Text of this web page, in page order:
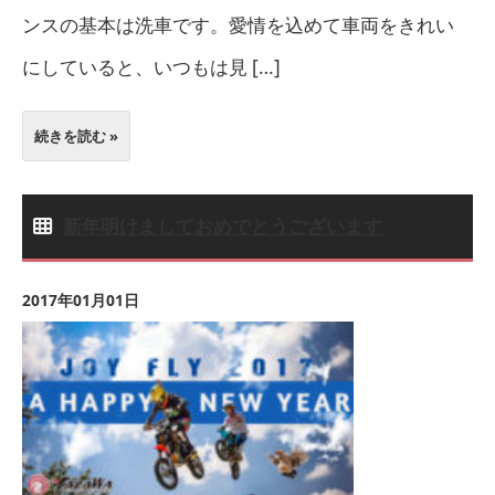
ンスの基本は洗車です。愛情を込めて車両をきれい
にしていると、いつもは見 […]
続きを読む »
2017年01月01日